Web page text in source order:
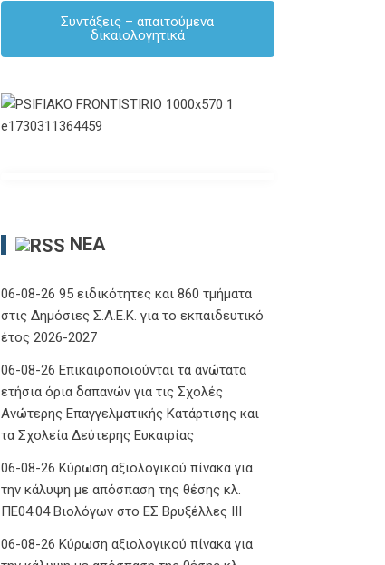
Συντάξεις – απαιτούμενα
δικαιολογητικά
ΝΈΑ
06-08-26 95 ειδικότητες και 860 τμήματα
στις Δημόσιες Σ.Α.Ε.Κ. για το εκπαιδευτικό
έτος 2026-2027
06-08-26 Επικαιροποιούνται τα ανώτατα
ετήσια όρια δαπανών για τις Σχολές
Ανώτερης Επαγγελματικής Κατάρτισης και
τα Σχολεία Δεύτερης Ευκαιρίας
06-08-26 Κύρωση αξιολογικού πίνακα για
την κάλυψη με απόσπαση της θέσης κλ.
ΠΕ04.04 Βιολόγων στο ΕΣ Βρυξέλλες ΙΙΙ
06-08-26 Κύρωση αξιολογικού πίνακα για